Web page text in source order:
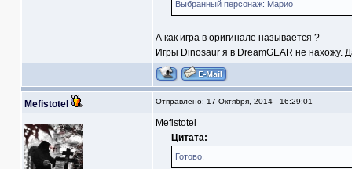
Выбранный персонаж: Марио
А как игра в оригинале называется ?
Игры Dinosaur я в DreamGEAR не нахожу.
Mefistotel Отправлено: 17 Октября, 2014 - 16:29:01
Mefistotel
Цитата:
Готово.